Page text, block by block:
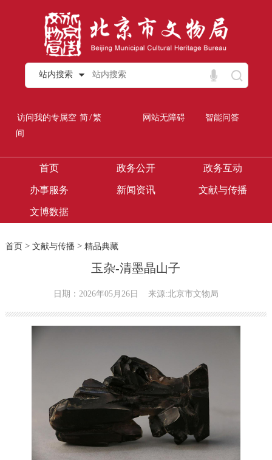
站内搜索
访问我的专属空
间
简/繁 网站无障碍 智能问答
首页 政务公开 政务互动
办事服务 新闻资讯 文献与传播
文博数据
首页> 文献与传播 > 精品典藏
玉杂-清墨晶山子
日期：2026年05月26日 来源:北京市文物局